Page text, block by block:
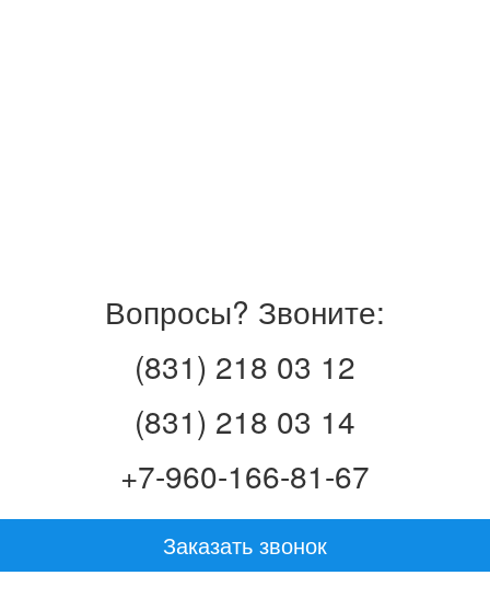
Вопросы? Звоните:
(831) 218 03 12
(831) 218 03 14
+7-960-166-81-67
Заказать звонок